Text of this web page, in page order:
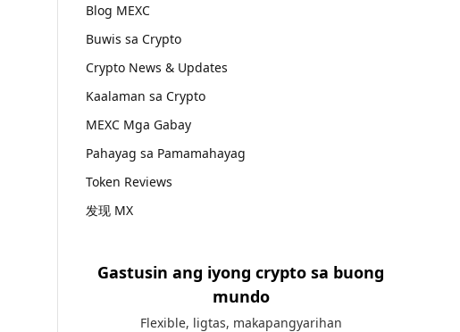
Blog MEXC
Buwis sa Crypto
Crypto News & Updates
Kaalaman sa Crypto
MEXC Mga Gabay
Pahayag sa Pamamahayag
Token Reviews
发现 MX
Gastusin ang iyong crypto sa buong
mundo
Flexible, ligtas, makapangyarihan